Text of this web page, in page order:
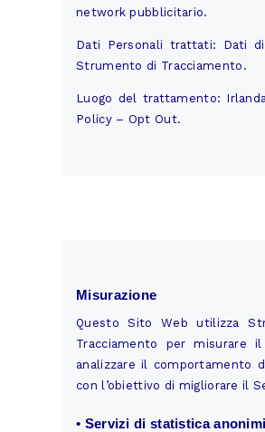
network pubblicitario.
Dati Personali trattati: Dati
Strumento di Tracciamento.
Luogo del trattamento:
Policy– Opt Out.
Misurazione
Questo Sito Web utilizza
Tracciamento per misurare
analizzare il comportamento
con l’obiettivo di migliorare il
• Servizi di statistica